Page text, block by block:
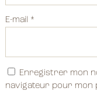
E-mail *
Enregistrer mon
navigateur pour mon